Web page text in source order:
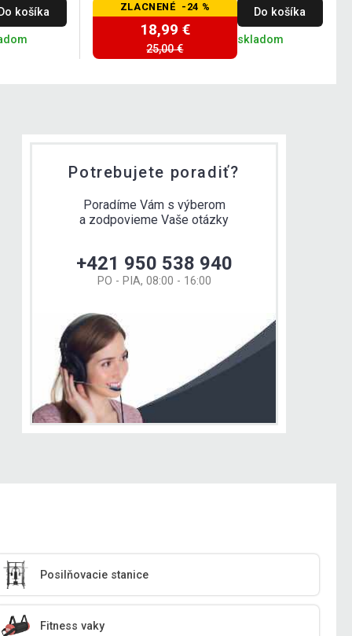
Do košíka ZLACNENÉ -24 %
18,99 €
25,00 €
Do košíka
skladom
Potrebujete poradiť?
Poradíme Vám s výberom
a zodpovieme Vaše otázky
+421 950 538 940
PO - PIA, 08:00 - 16:00
Posilňovacie stanice
Fitness vaky